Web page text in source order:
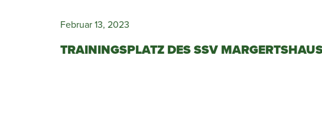
Februar 13, 2023
TRAININGSPLATZ DES SSV